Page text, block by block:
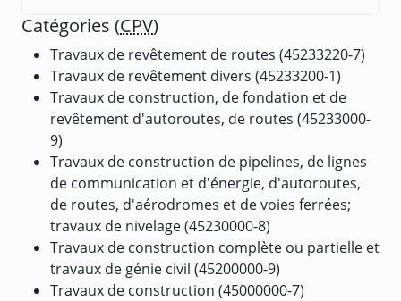
Catégories (CPV)
Travaux de revêtement de routes (45233220-7)
Travaux de revêtement divers (45233200-1)
Travaux de construction, de fondation et de
revêtement d'autoroutes, de routes (45233000-
9)
Travaux de construction de pipelines, de lignes
de communication et d'énergie, d'autoroutes,
de routes, d'aérodromes et de voies ferrées;
travaux de nivelage (45230000-8)
Travaux de construction complète ou partielle et
travaux de génie civil (45200000-9)
Travaux de construction (45000000-7)